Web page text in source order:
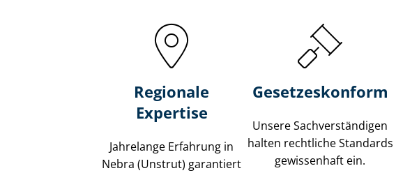
Regionale
Expertise
Jahrelange Erfahrung in
Nebra (Unstrut) garantiert
Gesetzes­konform
Unsere Sach­ver­stän­di­gen
halten rechtliche Standards
gewissenhaft ein.